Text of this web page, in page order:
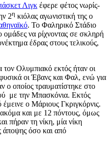
Λιγκ έφερε φέτος νωρίς-
2η κιόλας αγωνιστική της ο
. Το Φαληρικό Στάδιο
ομάδες να ρίχνοντας σε σκληρή
έδρας στους τελικούς,
τον Ολυμπιακό εκτός ήταν οι
οι Έβανς και Φαλ, ενώ για
ο οποίος τραυματίστηκε στο
με την Μπασκόνια. Εκτός
ο Μάριους Γκριγκόρνις.
και με 12 πόντους, όμως
πήραν τη νίκη, μία νίκη
άποψης όσο και από